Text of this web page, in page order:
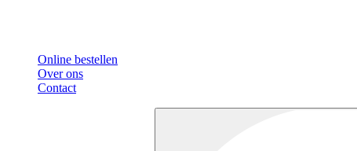
Online bestellen
Over ons
Contact